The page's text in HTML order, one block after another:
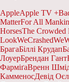
AppleApple TV +
MatterFor All
HorsesThe Crowded
LookWeCrashed
БрагаБіллі Крудап
ЛоуерБрендан Гант
ФарміґаВренн
КамменосДевід